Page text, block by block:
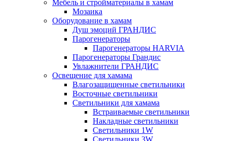
Мебель и стройматериалы в хамам
Мозаика
Оборудование в хамам
Душ эмоций ГРАНДИС
Парогенераторы
Парогенераторы HARVIA
Парогенераторы Грандис
Увлажнители ГРАНДИС
Освещение для хамама
Влагозащищенные светильники
Восточные светильники
Светильники для хамама
Встраиваемые светильники
Накладные светильники
Светильники 1W